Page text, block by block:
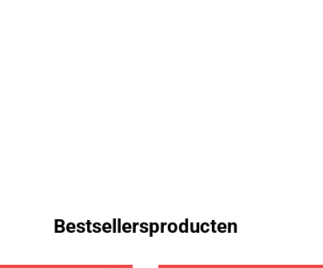
Bestsellersproducten